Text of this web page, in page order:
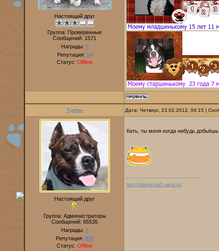
Настоящий друг
Группа: Проверенные
Сообщений: 1571
Награды: 0
Репутация: 14
Статус: Offline
Tigrino Дата: Четверг, 23.02.2012, 04:15 |
Настоящий друг
Группа: Администраторы
Сообщений: 65535
Награды: 3
Репутация: 890
Статус: Offline
Кать, ты меня когда нибудь
http://alterra-staff.narod.ru/